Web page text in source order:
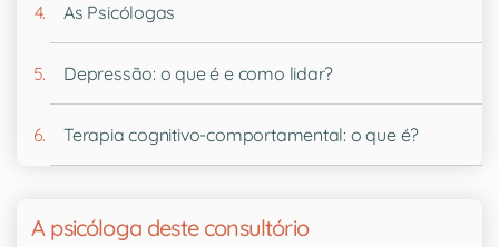
As Psicólogas
Depressão: o que é e como lidar?
Terapia cognitivo-comportamental: o que é?
A psicóloga deste consultório